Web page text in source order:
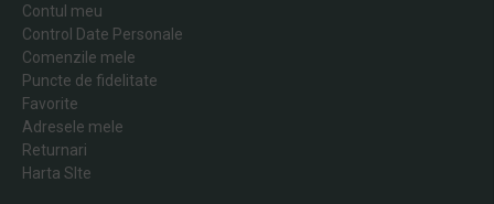
Contul meu
Control Date Personale
Comenzile mele
Puncte de fidelitate
Favorite
Adresele mele
Returnari
Harta SIte